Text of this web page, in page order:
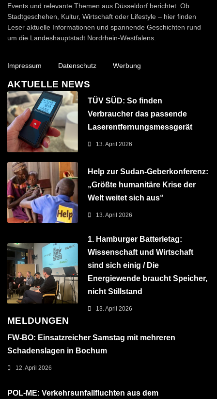
Events und relevante Themen aus Düsseldorf berichtet. Ob
Stadtgeschehen, Kultur, Wirtschaft oder Lifestyle – hier finden
Leser aktuelle Informationen und spannende Geschichten rund
um die Landeshauptstadt Nordrhein-Westfalens.
Impressum Datenschutz Werbung
AKTUELLE NEWS
TÜV SÜD: So finden
Verbraucher das passende
Laserentfernungsmessgerät
13. April 2026
Help zur Sudan-Geberkonferenz:
„Größte humanitäre Krise der
Welt weitet sich aus“
13. April 2026
1. Hamburger Batterietag:
Wissenschaft und Wirtschaft
sind sich einig / Die
Energiewende braucht Speicher,
nicht Stillstand
13. April 2026
MELDUNGEN
FW-BO: Einsatzreicher Samstag mit mehreren
Schadenslagen in Bochum
12. April 2026
POL-ME: Verkehrsunfallfluchten aus dem